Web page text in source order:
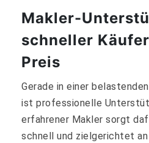
Makler-
schneller
Preis
Gerade in einer
ist professionelle
erfahrener Makler sorgt
schnell und zielgerichtet